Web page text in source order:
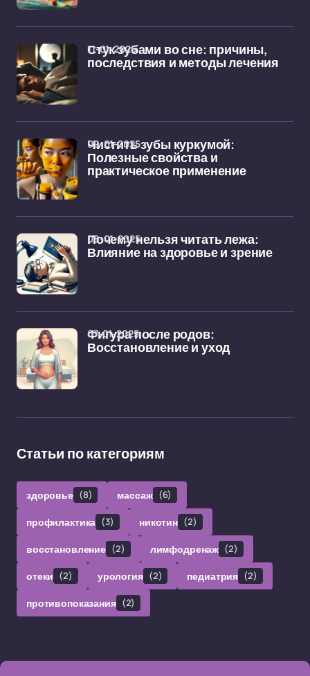
Стук зубами во сне: причины,
последствия и методы лечения
11-01-2025
Чистить зубы куркумой:
Полезные свойства и
практическое применение
09-01-2025
Почему нельзя читать лежа:
Влияние на здоровье и зрение
08-01-2025
Фигура после родов:
Восстановление и уход
07-01-2025
Статьи по категориям
здоровье (8) массаж (6)
профилактика (3) никотин (2)
восстановление (2) лимфодренаж (2)
отеки (2) урология (2) педиатрия (2)
противопоказания (2)